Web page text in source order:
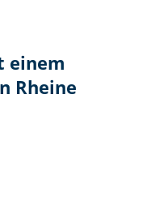
einem
Rheine